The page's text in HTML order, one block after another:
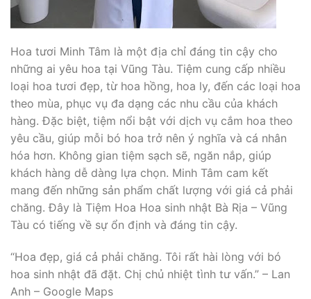
Hoa tươi Minh Tâm là một địa chỉ đáng tin cậy cho
những ai yêu hoa tại Vũng Tàu. Tiệm cung cấp nhiều
loại hoa tươi đẹp, từ hoa hồng, hoa ly, đến các loại hoa
theo mùa, phục vụ đa dạng các nhu cầu của khách
hàng. Đặc biệt, tiệm nổi bật với dịch vụ cắm hoa theo
yêu cầu, giúp mỗi bó hoa trở nên ý nghĩa và cá nhân
hóa hơn. Không gian tiệm sạch sẽ, ngăn nắp, giúp
khách hàng dễ dàng lựa chọn. Minh Tâm cam kết
mang đến những sản phẩm chất lượng với giá cả phải
chăng. Đây là Tiệm Hoa Hoa sinh nhật Bà Rịa – Vũng
Tàu có tiếng về sự ổn định và đáng tin cậy.
“Hoa đẹp, giá cả phải chăng. Tôi rất hài lòng với bó
hoa sinh nhật đã đặt. Chị chủ nhiệt tình tư vấn.” – Lan
Anh – Google Maps